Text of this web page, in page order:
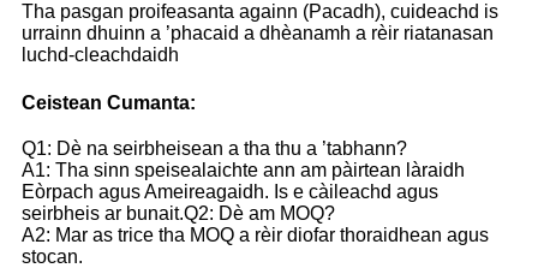
Tha pasgan proifeasanta againn (Pacadh), cuideachd is
urrainn dhuinn a ’phacaid a dhèanamh a rèir riatanasan
luchd-cleachdaidh
Ceistean Cumanta:
Q1: Dè na seirbheisean a tha thu a ’tabhann?
A1: Tha sinn speisealaichte ann am pàirtean làraidh
Eòrpach agus Ameireagaidh. Is e càileachd agus
seirbheis ar bunait.Q2: Dè am MOQ?
A2: Mar as trice tha MOQ a rèir diofar thoraidhean agus
stocan.